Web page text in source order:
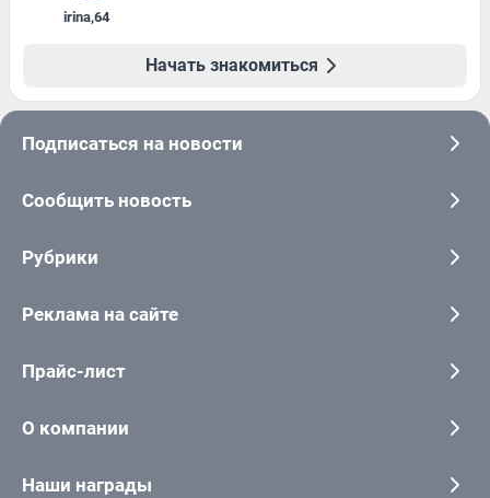
irina,64
Начать знакомиться
Подписаться на новости
Сообщить новость
Рубрики
Реклама на сайте
Прайс-лист
О компании
Наши награды